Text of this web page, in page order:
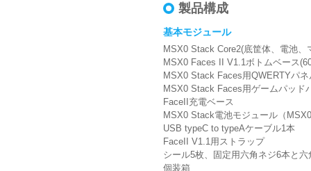
製品構成
基本モジュール
MSX0 Stack Core2(底筐体、電池、
MSX0 Faces II V1.1ボトムベース
MSX0 Stack Faces⽤QWERTYパネ
MSX0 Stack Faces⽤ゲームパッド
FaceII充電ベース
MSX0 Stack電池モジュール（
USB typeC to typeAケーブル1本
FaceII V1.1⽤ストラップ
シール5枚、固定⽤六⾓ネジ6本と六
個装箱